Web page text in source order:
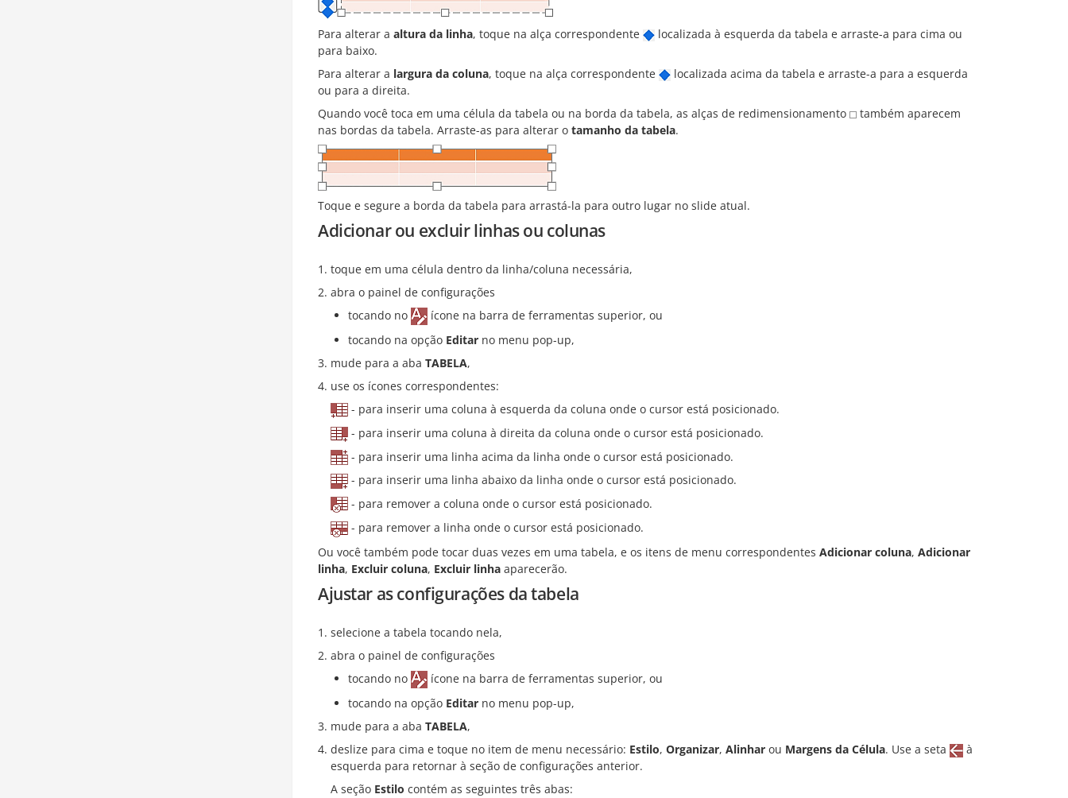
Para alterar a altura da linha, toque na alça correspondente
localizada à esquerda da tabela e arraste-a para cima ou
para baixo.
Para alterar a largura da coluna, toque na alça correspondente
localizada acima da tabela e arraste-a para a esquerda
ou para a direita.
Quando você toca em uma célula da tabela ou na borda da tabela, as alças de redimensionamento
também aparecem
nas bordas da tabela. Arraste-as para alterar o tamanho da tabela.
Toque e segure a borda da tabela para arrastá-la para outro lugar no slide atual.
Adicionar ou excluir linhas ou colunas
toque em uma célula dentro da linha/coluna necessária,
abra o painel de configurações
tocando no
ícone na barra de ferramentas superior, ou
tocando na opção Editar no menu pop-up,
mude para a aba TABELA,
use os ícones correspondentes:
- para inserir uma coluna à esquerda da coluna onde o cursor está posicionado.
- para inserir uma coluna à direita da coluna onde o cursor está posicionado.
- para inserir uma linha acima da linha onde o cursor está posicionado.
- para inserir uma linha abaixo da linha onde o cursor está posicionado.
- para remover a coluna onde o cursor está posicionado.
- para remover a linha onde o cursor está posicionado.
Ou você também pode tocar duas vezes em uma tabela, e os itens de menu correspondentes Adicionar coluna, Adicionar
linha, Excluir coluna, Excluir linha aparecerão.
Ajustar as configurações da tabela
selecione a tabela tocando nela,
abra o painel de configurações
tocando no
ícone na barra de ferramentas superior, ou
tocando na opção Editar no menu pop-up,
mude para a aba TABELA,
deslize para cima e toque no item de menu necessário: Estilo, Organizar, Alinhar ou Margens da Célula. Use a seta
à
esquerda para retornar à seção de configurações anterior.
A seção Estilo contém as seguintes três abas: